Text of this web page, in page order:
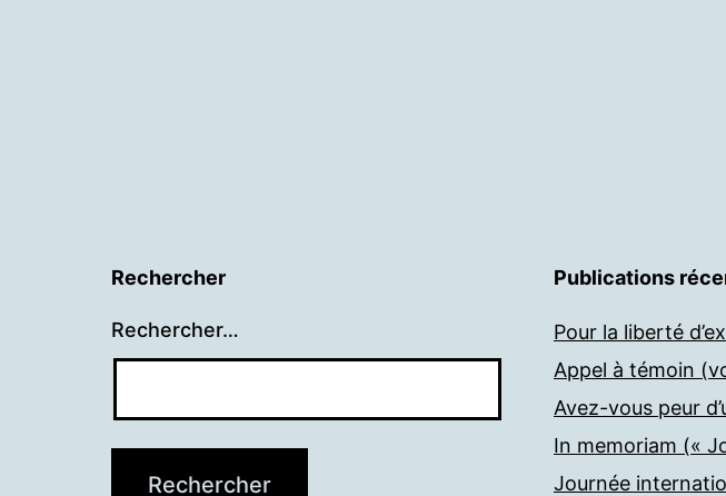
Rechercher
Rechercher…
Publications
Pour la liberté
Appel à témoin
Avez-vous peur
In memoriam («
Journée